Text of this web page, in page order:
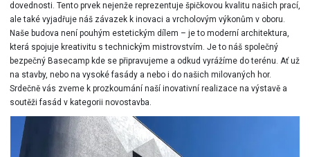
dovednosti. Tento prvek nejenže reprezentuje špičkovou kvalitu našich prací,
ale také vyjadřuje náš závazek k inovaci a vrcholovým výkonům v oboru.
Naše budova není pouhým estetickým dílem – je to moderní architektura,
která spojuje kreativitu s technickým mistrovstvím. Je to náš společný
bezpečný Basecamp kde se připravujeme a odkud vyrážíme do terénu. Ať už
na stavby, nebo na vysoké fasády a nebo i do našich milovaných hor.
Srdečně vás zveme k prozkoumání naší inovativní realizace na výstavě a
soutěži fasád v kategorii novostavba.